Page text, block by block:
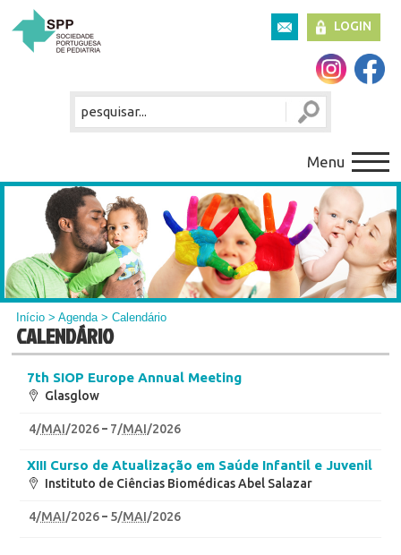
LOGIN
Menu
Início >Agenda> Calendário
CALENDÁRIO
7th SIOP Europe Annual Meeting
Glasglow
4/MAI/2026 7/MAI/2026
XIII Curso de Atualização em Saúde Infantil e Juvenil
Instituto de Ciências Biomédicas Abel Salazar
4/MAI/2026 5/MAI/2026